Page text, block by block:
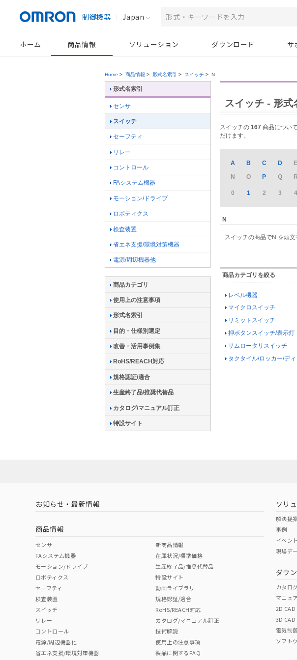
制御機器 Japan
ホーム 商品情報 ソリューション ダウンロード サ
Home > 商品情報 > 形式名索引 > スイッチ > N
スイッチ - 形式
スイッチの 167 商品につい
だけます。
A B C D E
N
O P Q R
0 1 2 3 4
N
スイッチの商品でN を頭
商品カテゴリを絞る
レベル機器
マイクロスイッチ
リミットスイッチ
押ボタンスイッチ/表示灯
サムロータリスイッチ
タクタイル/ロッカー/デ
形式名索引
センサ
スイッチ
セーフティ
リレー
コントロール
FAシステム機器
モーション/ドライブ
ロボティクス
検査装置
省エネ支援/環境対策機器
電源/周辺機器他
商品カテゴリ
使用上の注意事項
形式名索引
目的・仕様別選定
改善・活用事例集
RoHS/REACH対応
規格認証/適合
生産終了品/推奨代替品
カタログ/マニュアル訂正
特設サイト
お知らせ・最新情報
商品情報
センサ
FAシステム機器
モーション/ドライブ
ロボティクス
セーフティ
検査装置
スイッチ
リレー
コントロール
電源/周辺機器他
省エネ支援/環境対策機器
新商品情報
在庫状況/標準価格
生産終了品/推奨代替品
特設サイト
動画ライブラリ
規格認証/適合
RoHS/REACH対応
カタログ/マニュアル訂正
技術解説
使用上の注意事項
製品に関するFAQ
ソリ
解決提
事例
イベント
現場デ
ダウ
カタロ
マニュ
2D CAD
3D CAD
電気制
ソフト